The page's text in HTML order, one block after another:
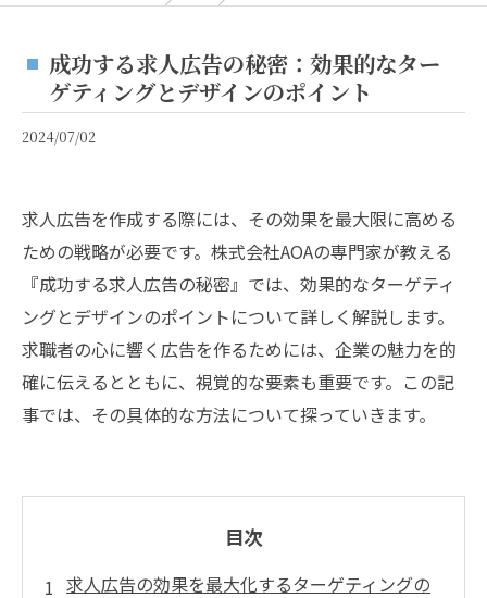
成功する求人広告の秘密：効果的なター
ゲティングとデザインのポイント
2024/07/02
求人広告を作成する際には、その効果を最大限に高める
ための戦略が必要です。株式会社AOAの専門家が教える
『成功する求人広告の秘密』では、効果的なターゲティ
ングとデザインのポイントについて詳しく解説します。
求職者の心に響く広告を作るためには、企業の魅力を的
確に伝えるとともに、視覚的な要素も重要です。この記
事では、その具体的な方法について探っていきます。
目次
求人広告の効果を最大化するターゲティングの